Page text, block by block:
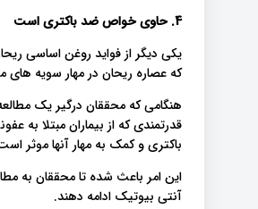
4. حاوی خواص ضد باکتری است
یکی دیگر از فواید روغن اساسی
که عصاره ریحان در مهار سویه
هنگامی که محققان درگیر یک
قدرتمندی که از بیماران مبتلا به
باکتری و کمک به مهار آنها موثر
این امر باعث شده تا محققان به
آنتی بیوتیک ادامه دهند.